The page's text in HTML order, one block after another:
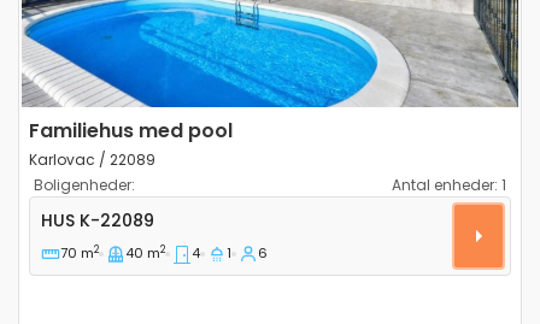
Familiehus med pool
Karlovac / 22089
Boligenheder:
Antal enheder: 1
Fire-værelses hus Karlovac K-22089
HUS K-22089
70 m2 40 m2 4 1 6